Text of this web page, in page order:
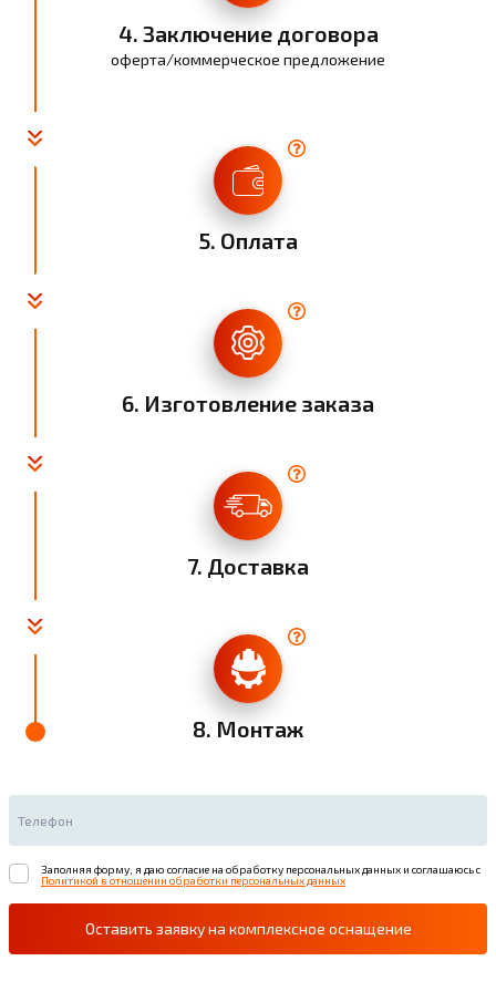
4. Заключение договора
оферта/коммерческое предложение
5. Оплата
6. Изготовление заказа
7. Доставка
8. Монтаж
Заполняя форму, я даю согласие на обработку персональных данных и соглашаюсь с
Политикой в отношении обработки персональных данных
Оставить заявку на комплексное оснащение